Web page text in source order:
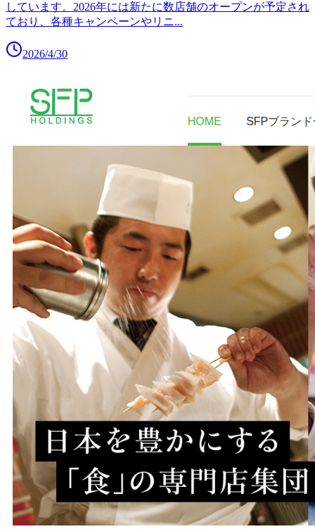
しています。2026年には新たに数店舗のオープンが予定され
ており、各種キャンペーンやリニ...
2026/4/30